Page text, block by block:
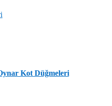
Kot Düğmeleri